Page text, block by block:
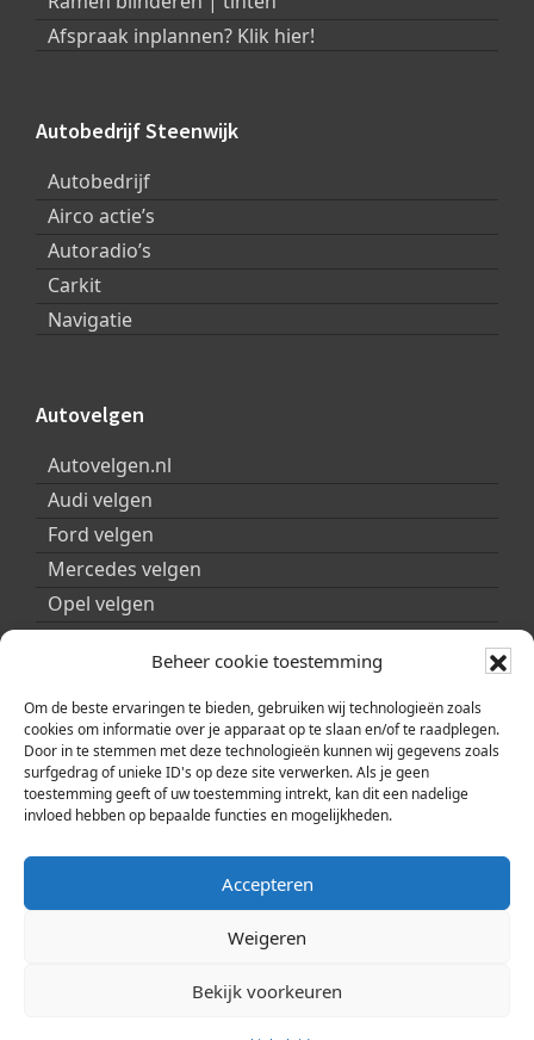
Beheer cookie toestemming
Om de beste ervaringen te bieden, gebruiken wij technologieën zoals
cookies om informatie over je apparaat op te slaan en/of te raadplegen.
Door in te stemmen met deze technologieën kunnen wij gegevens zoals
surfgedrag of unieke ID's op deze site verwerken. Als je geen
toestemming geeft of uw toestemming intrekt, kan dit een nadelige
invloed hebben op bepaalde functies en mogelijkheden.
Accepteren
Weigeren
Bekijk voorkeuren
Afspraak inplannen? Klik hier!
Autobedrijf Steenwijk
Autobedrijf
Airco actie’s
Autoradio’s
Carkit
Navigatie
Autovelgen
Autovelgen.nl
Audi velgen
Ford velgen
Mercedes velgen
Opel velgen
Peugeot velgen
Porsche velgen
Seat velgen
Skoda velgen
Smart velgen
Volkswagen velgen
© 2026 | Copyright ARA Automobility Center |